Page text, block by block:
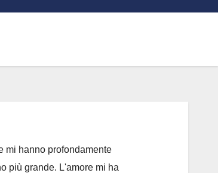
mi hanno profondamente
più grande. L'amore mi ha